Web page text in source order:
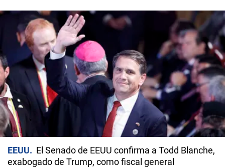
EEUU
El Senado de EEUU confirma a Todd Blanche,
exabogado de Trump, como fiscal general